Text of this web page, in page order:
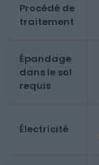
Procédé de
traitement
Épandage
dans le sol
requis
Électricité